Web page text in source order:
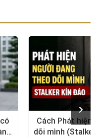
Cách Phát hiện
dõi mình